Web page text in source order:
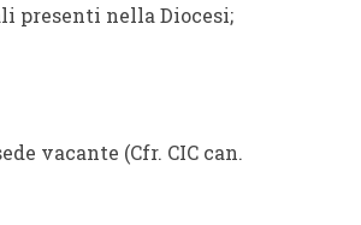
presenti nella Diocesi;
vacante (Cfr. CIC can.